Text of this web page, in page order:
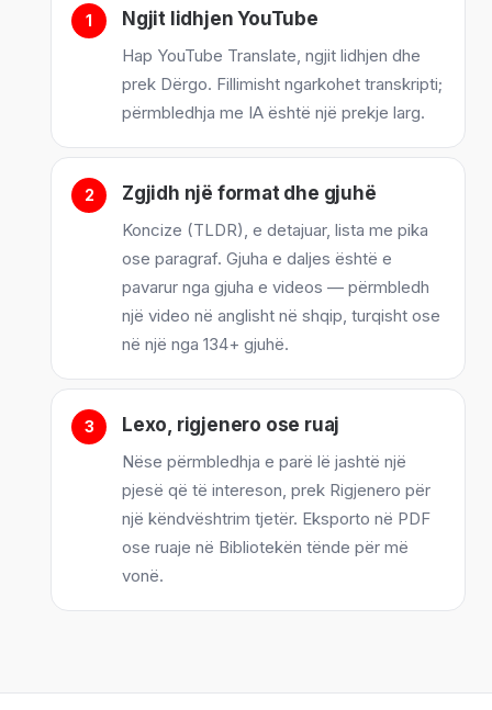
Ngjit lidhjen YouTube
Hap YouTube Translate, ngjit lidhjen dhe
prek Dërgo. Fillimisht ngarkohet transkripti;
përmbledhja me IA është një prekje larg.
Zgjidh një format dhe gjuhë
Koncize (TLDR), e detajuar, lista me pika
ose paragraf. Gjuha e daljes është e
pavarur nga gjuha e videos — përmbledh
një video në anglisht në shqip, turqisht ose
në një nga 134+ gjuhë.
Lexo, rigjenero ose ruaj
Nëse përmbledhja e parë lë jashtë një
pjesë që të intereson, prek Rigjenero për
një këndvështrim tjetër. Eksporto në PDF
ose ruaje në Bibliotekën tënde për më
vonë.